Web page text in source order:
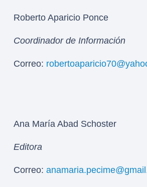
Roberto Aparicio Ponce
Coordinador de Información
Correo:
Ana María Abad Schoster
Editora
Correo: